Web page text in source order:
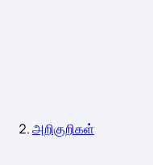
அறிகுறிகள்